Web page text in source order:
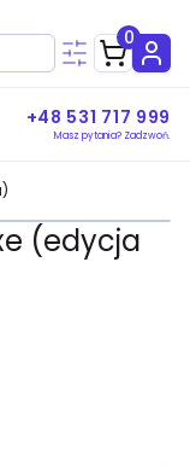
0
+48 531 717 999
Masz pytania? Zadzwoń.
(edycja